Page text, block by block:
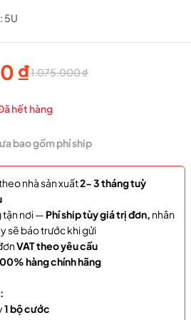
5U
1.075.000₫
₫.
₫
₫.
hết hàng
bao gồm phí ship
nhà sản xuất2- 3 tháng tuỳ
tận nơi — Phí ship tùy giá trị đơn, nhân
sẽ báo trước khi gửi
VAT theo yêu cầu
hàng chính hãng
1 bộ cước